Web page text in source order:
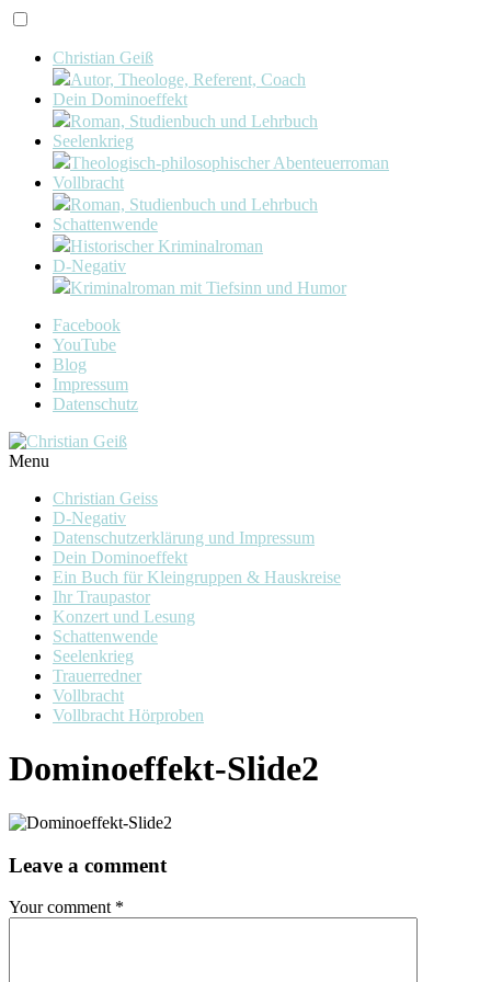
Christian Geiß
Autor, Theologe, Referent, Coach
Dein Dominoeffekt
Roman, Studienbuch und Lehrbuch
Seelenkrieg
Theologisch-philosophischer Abenteuerroman
Vollbracht
Roman, Studienbuch und Lehrbuch
Schattenwende
Historischer Kriminalroman
D-Negativ
Kriminalroman mit Tiefsinn und Humor
Facebook
YouTube
Blog
Impressum
Datenschutz
Menu
Christian Geiss
D-Negativ
Datenschutzerklärung und Impressum
Dein Dominoeffekt
Ein Buch für Kleingruppen & Hauskreise
Ihr Traupastor
Konzert und Lesung
Schattenwende
Seelenkrieg
Trauerredner
Vollbracht
Vollbracht Hörproben
Dominoeffekt-Slide2
Leave a comment
Your comment *